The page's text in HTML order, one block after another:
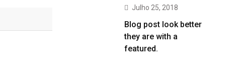
Julho 25, 2018
Blog post look better
they are with a
featured.